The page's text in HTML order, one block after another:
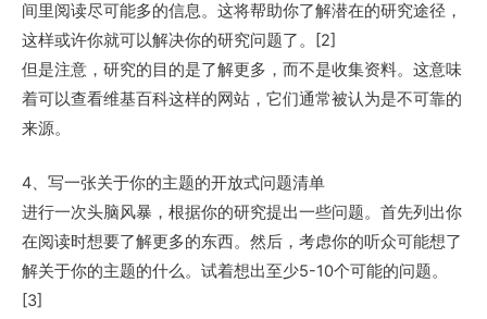
间里阅读尽可能多的信息。这将帮助你了解潜在的研究途径，
这样或许你就可以解决你的研究问题了。[2]
但是注意，研究的目的是了解更多，而不是收集资料。这意味
着可以查看维基百科这样的网站，它们通常被认为是不可靠的
来源。
4、写一张关于你的主题的开放式问题清单
进行一次头脑风暴，根据你的研究提出一些问题。首先列出你
在阅读时想要了解更多的东西。然后，考虑你的听众可能想了
解关于你的主题的什么。试着想出至少5-10个可能的问题。
[3]